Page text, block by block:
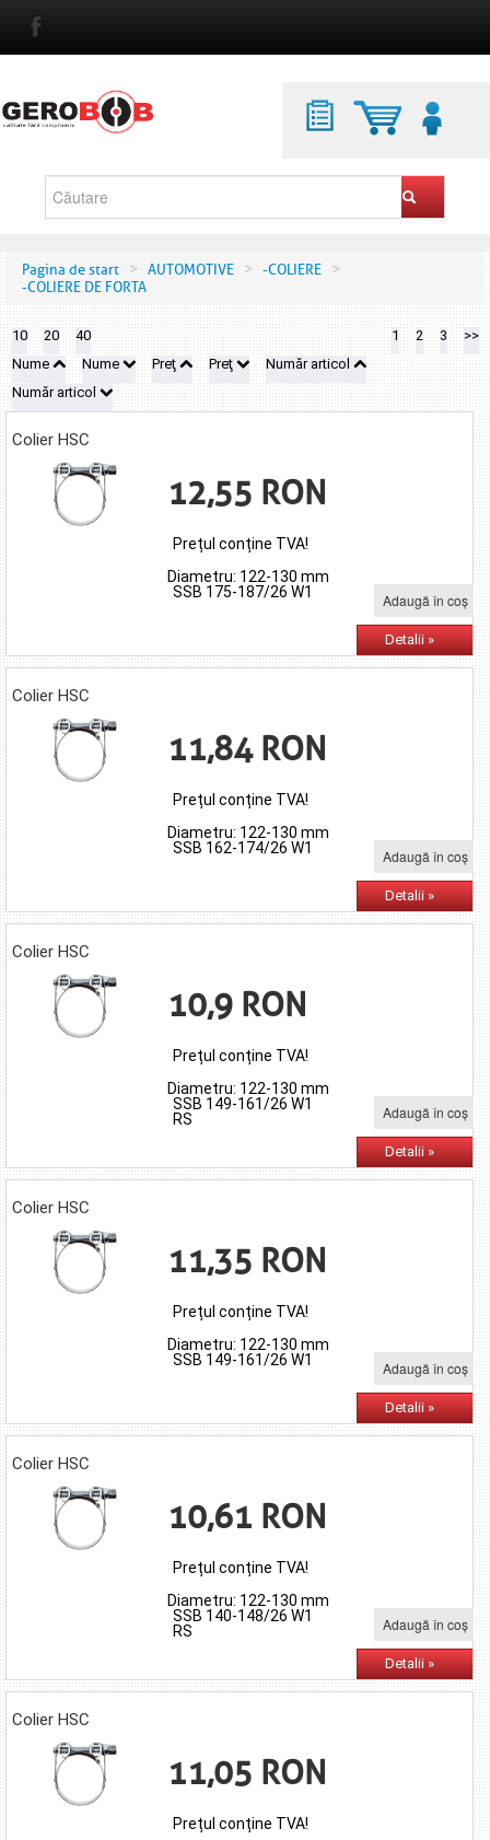
Pagina de start > AUTOMOTIVE > -COLIERE >
-COLIERE DE FORTA
1 2 3 >>
10 20
40
Nume
Nume Preţ Preţ
Număr articol
Număr articol
Colier HSC
12,55 RON
Prețul conține TVA!
Diametru: 122-130 mm
SSB 175-187/26 W1
Adaugă în coş
Detalii »
Colier HSC
11,84 RON
Prețul conține TVA!
Diametru: 122-130 mm
SSB 162-174/26 W1
Adaugă în coş
Detalii »
Colier HSC
10,9 RON
Prețul conține TVA!
Diametru: 122-130 mm
SSB 149-161/26 W1
RS
Adaugă în coş
Detalii »
Colier HSC
11,35 RON
Prețul conține TVA!
Diametru: 122-130 mm
SSB 149-161/26 W1
Adaugă în coş
Detalii »
Colier HSC
10,61 RON
Prețul conține TVA!
Diametru: 122-130 mm
SSB 140-148/26 W1
RS
Adaugă în coş
Detalii »
Colier HSC
11,05 RON
Prețul conține TVA!